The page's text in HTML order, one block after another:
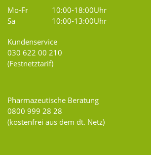
Mo-Fr
10:00-18:00Uhr
Sa
10:00-13:00Uhr
Kundenservice
030 622 00 210
(Festnetztarif)
Pharmazeutische Beratung
0800 999 28 28
(kostenfrei aus dem dt. Netz)